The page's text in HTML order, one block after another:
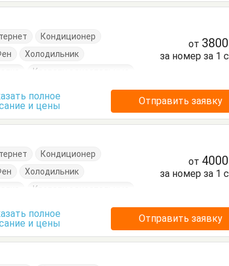
Кондиционер
Холодильник
Кровати односпальные
от
за номер за 1
полное
и цены
Отправить заявку
Кондиционер
Холодильник
Кровати односпальные
от
за номер за 1
полное
и цены
Отправить заявку